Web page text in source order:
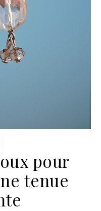
pour
tenue